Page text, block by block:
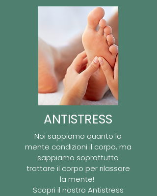
ANTISTRESS
Noi sappiamo quanto la
mente condizioni il corpo, ma
sappiamo soprattutto
trattare il corpo per rilassare
la mente!
Scopri il nostro Antistress